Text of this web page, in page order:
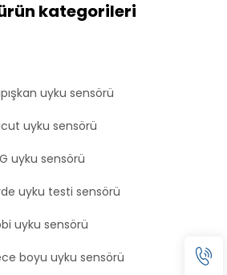
kategorileri
uyku sensörü
uyku sensörü
uyku sensörü
uyku testi sensörü
uyku sensörü
boyu uyku sensörü